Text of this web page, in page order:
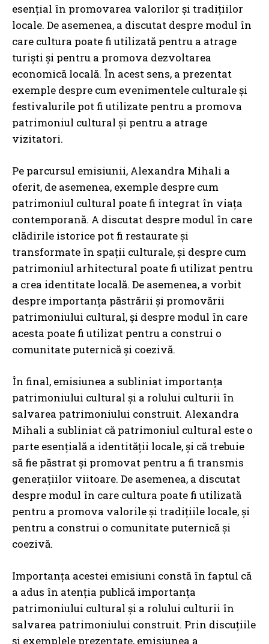
esențial în promovarea valorilor și tradițiilor
locale. De asemenea, a discutat despre modul în
care cultura poate fi utilizată pentru a atrage
turiști și pentru a promova dezvoltarea
economică locală. În acest sens, a prezentat
exemple despre cum evenimentele culturale și
festivalurile pot fi utilizate pentru a promova
patrimoniul cultural și pentru a atrage
vizitatori.
Pe parcursul emisiunii, Alexandra Mihali a
oferit, de asemenea, exemple despre cum
patrimoniul cultural poate fi integrat în viața
contemporană. A discutat despre modul în care
clădirile istorice pot fi restaurate și
transformate în spații culturale, și despre cum
patrimoniul arhitectural poate fi utilizat pentru
a crea identitate locală. De asemenea, a vorbit
despre importanța păstrării și promovării
patrimoniului cultural, și despre modul în care
acesta poate fi utilizat pentru a construi o
comunitate puternică și coezivă.
În final, emisiunea a subliniat importanța
patrimoniului cultural și a rolului culturii în
salvarea patrimoniului construit. Alexandra
Mihali a subliniat că patrimoniul cultural este o
parte esențială a identității locale, și că trebuie
să fie păstrat și promovat pentru a fi transmis
generațiilor viitoare. De asemenea, a discutat
despre modul în care cultura poate fi utilizată
pentru a promova valorile și tradițiile locale, și
pentru a construi o comunitate puternică și
coezivă.
Importanța acestei emisiuni constă în faptul că
a adus în atenția publică importanța
patrimoniului cultural și a rolului culturii în
salvarea patrimoniului construit. Prin discuțiile
și exemplele prezentate, emisiunea a